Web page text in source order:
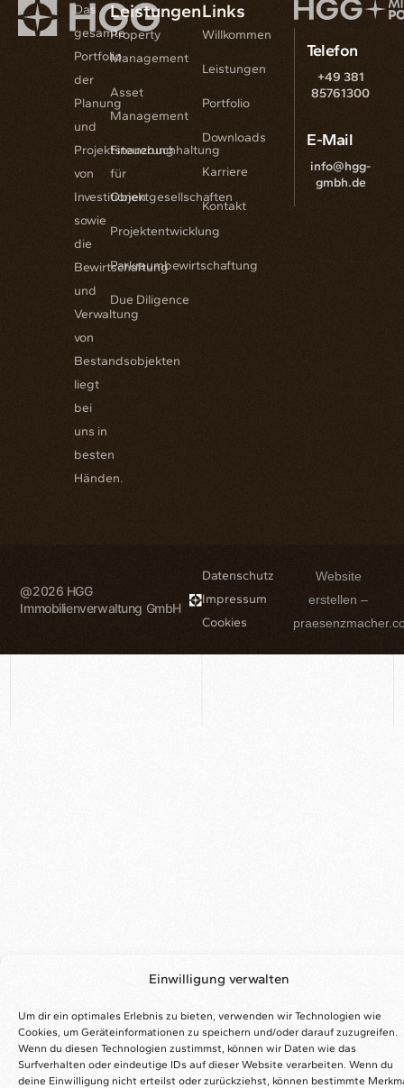
Einwilligung verwalten
Um dir ein optimales Erlebnis zu bieten, verwenden wir Technologien wie
Cookies, um Geräteinformationen zu speichern und/oder darauf zuzugreifen.
Wenn du diesen Technologien zustimmst, können wir Daten wie das
Surfverhalten oder eindeutige IDs auf dieser Website verarbeiten. Wenn du
deine Einwilligung nicht erteilst oder zurückziehst, können bestimmte
Das
gesamte
Portfolio
der
Planung
und
Projektsteuerung
von
Investitionen
sowie
die
Bewirtschaftung
und
Verwaltung
von
Bestandsobjekten
liegt
bei
uns in
besten
Händen.
Leistungen
Property
Management
Asset
Management
Finanzbuchhaltung
für
Objektgesellschaften
Projektentwicklung
Parkraumbewirtschaftung
Due Diligence
Links
Willkommen
Leistungen
Portfolio
Downloads
Karriere
Kontakt
Telefon
+49 381
85761300
E-Mail
info@hgg-
gmbh.de
@2026 HGG
Immobilienverwaltung GmbH
Website
erstellen –
Datenschutz
Impressum
Cookies